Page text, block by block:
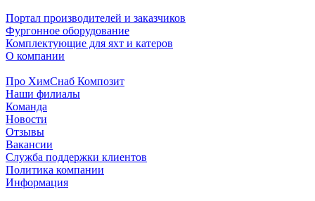
Портал производителей и заказчиков
Фургонное оборудование
Комплектующие для яхт и катеров
О компании
Про ХимСнаб Композит
Наши филиалы
Команда
Новости
Отзывы
Вакансии
Служба поддержки клиентов
Политика компании
Информация